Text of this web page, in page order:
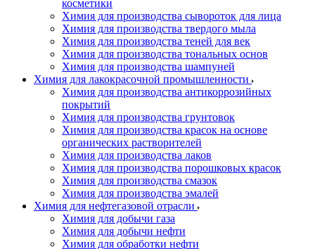
косметики
Химия для производства сывороток для лица
Химия для производства твердого мыла
Химия для производства теней для век
Химия для производства тональных основ
Химия для производства шампуней
Химия для лакокрасочной промышленности
Химия для производства антикоррозийных
покрытий
Химия для производства грунтовок
Химия для производства красок на основе
органических растворителей
Химия для производства лаков
Химия для производства порошковых красок
Химия для производства смазок
Химия для производства эмалей
Химия для нефтегазовой отрасли
Химия для добычи газа
Химия для добычи нефти
Химия для обработки нефти